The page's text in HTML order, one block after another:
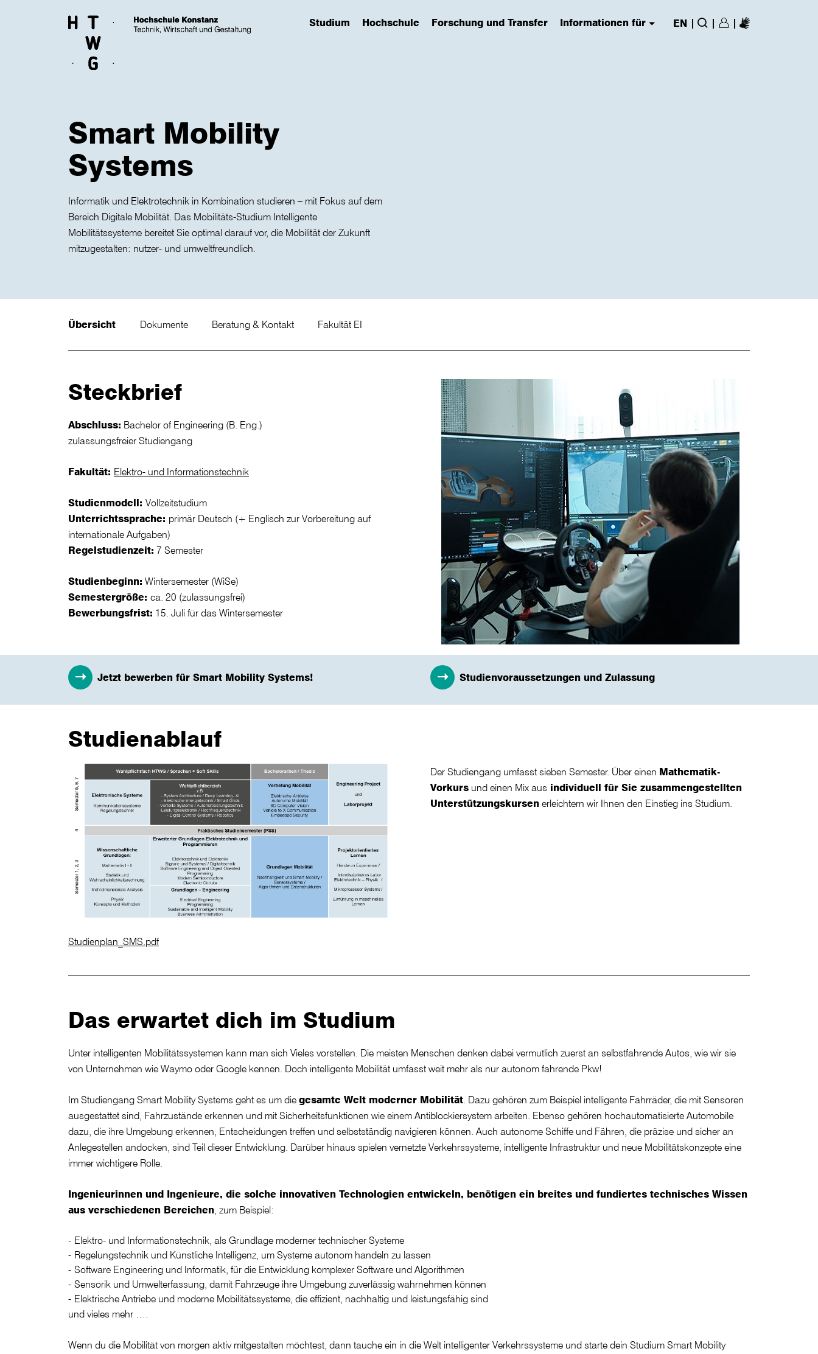
Studium
(has submenu)Hochschule
(has submenu)Forschung und Transfer
(has submenu) Informationen für
(has submenu) EN | Suche
| Login/Register
|
Smart Mobility
Systems
Informatik und Elektrotechnik in Kombination studieren – mit Fokus auf dem
Bereich Digitale Mobilität. Das Mobilitäts-Studium Intelligente
Mobilitätssysteme bereitet Sie optimal darauf vor, die Mobilität der Zukunft
mitzugestalten: nutzer- und umweltfreundlich.
Übersicht Dokumente Beratung & Kontakt Fakultät EI
Steckbrief
Abschluss: Bachelor of Engineering (B. Eng.)
zulassungsfreier Studiengang
Fakultät: Elektro- und Informationstechnik
Studienmodell: Vollzeitstudium
Unterrichtssprache: primär Deutsch (+ Englisch zur Vorbereitung auf
internationale Aufgaben)
Regelstudienzeit: 7 Semester
Studienbeginn: Wintersemester (WiSe)
Semestergröße: ca. 20 (zulassungsfrei)
Bewerbungsfrist: 15. Juli für das Wintersemester
Jetzt bewerben für Smart Mobility Systems! Studienvoraussetzungen und Zulassung
Studienablauf
Studienplan_SMS.pdf
Der Studiengang umfasst sieben Semester. Über einen Mathematik-
Vorkurs und einen Mix aus individuell für Sie zusammengestellten
Unterstützungskursen erleichtern wir Ihnen den Einstieg ins Studium.
Das erwartet dich im Studium
Unter intelligenten Mobilitätssystemen kann man sich Vieles vorstellen. Die meisten Menschen denken dabei vermutlich zuerst an selbstfahrende Autos, wie wir sie
von Unternehmen wie Waymo oder Google kennen. Doch intelligente Mobilität umfasst weit mehr als nur autonom fahrende Pkw!
Im Studiengang Smart Mobility Systems geht es um die gesamte Welt moderner Mobilität. Dazu gehören zum Beispiel intelligente Fahrräder, die mit Sensoren
ausgestattet sind, Fahrzustände erkennen und mit Sicherheitsfunktionen wie einem Antiblockiersystem arbeiten. Ebenso gehören hochautomatisierte Automobile
dazu, die ihre Umgebung erkennen, Entscheidungen treffen und selbstständig navigieren können. Auch autonome Schiffe und Fähren, die präzise und sicher an
Anlegestellen andocken, sind Teil dieser Entwicklung. Darüber hinaus spielen vernetzte Verkehrssysteme, intelligente Infrastruktur und neue Mobilitätskonzepte eine
immer wichtigere Rolle.
Ingenieurinnen und Ingenieure, die solche innovativen Technologien entwickeln, benötigen ein breites und fundiertes technisches Wissen
aus verschiedenen Bereichen, zum Beispiel:
Elektro- und Informationstechnik, als Grundlage moderner technischer Systeme
Regelungstechnik und Künstliche Intelligenz, um Systeme autonom handeln zu lassen
Software Engineering und Informatik, für die Entwicklung komplexer Software und Algorithmen
Sensorik und Umwelterfassung, damit Fahrzeuge ihre Umgebung zuverlässig wahrnehmen können
Elektrische Antriebe und moderne Mobilitätssysteme, die effizient, nachhaltig und leistungsfähig sind
und vieles mehr ….
Wenn du die Mobilität von morgen aktiv mitgestalten möchtest, dann tauche ein in die Welt intelligenter Verkehrssysteme und starte dein Studium Smart Mobility